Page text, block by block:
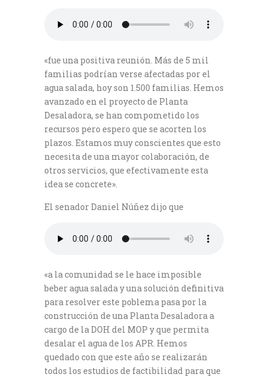
«fue una positiva reunión. Más de 5 mil
familias podrían verse afectadas por el
agua salada, hoy son 1.500 familias. Hemos
avanzado en el proyecto de Planta
Desaladora, se han compometido los
recursos pero espero que se acorten los
plazos. Estamos muy conscientes que esto
necesita de una mayor colaboración, de
otros servicios, que efectivamente esta
idea se concrete».
El senador Daniel Núñez dijo que
«a la comunidad se le hace imposible
beber agua salada y una solución definitiva
para resolver este poblema pasa por la
construcción de una Planta Desaladora a
cargo de la DOH del MOP y que permita
desalar el agua de los APR. Hemos
quedado con que este año se realizarán
todos los estudios de factibilidad para que